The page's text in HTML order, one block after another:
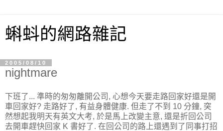
蝌蚪的網路雜記
2005/08/10
nightmare
下班了... 準時的匆匆離開公司, 心想今天要走路回家好還是開
車回家好? 走路好了, 有益身體健康. 但走了不到 10 分鐘, 突
然想起我明天有英文大考, 於是馬上改變主意, 還是折回公司
去開車趕快回家 K 書好了. 在回公司的路上還遇到了同事打招